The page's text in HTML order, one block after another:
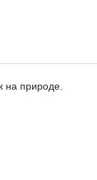
на природе.